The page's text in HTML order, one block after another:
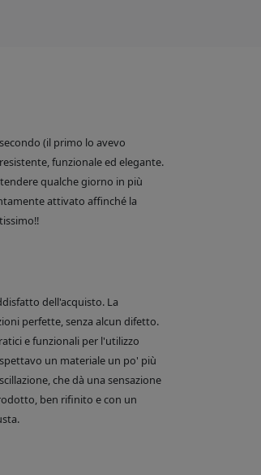
(il primo lo avevo
funzionale ed elegante.
qualche giorno in più
attivato affinché la
dell'acquisto. La
perfette, senza alcun difetto.
e funzionali per l'utilizzo
un materiale un po' più
che dà una sensazione
ben rifinito e con un